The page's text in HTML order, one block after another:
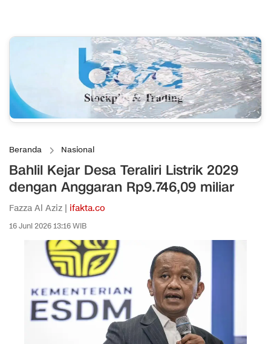
Beranda Nasional
Bahlil Kejar Desa Teraliri Listrik 2029
dengan Anggaran Rp9.746,09 miliar
Fazza Al Aziz | ifakta.co
16 Juni 2026 13:16 WIB